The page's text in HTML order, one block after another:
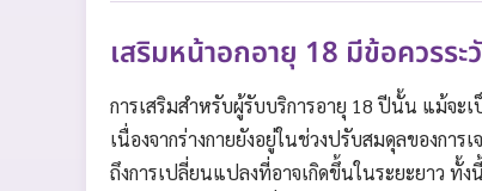
เสริมหน้าอกอายุ 18 มีข้อควรระ
การเสริมสำหรับผู้รับบริการอายุ 18 ปีนั้น แม้จ
เนื่องจากร่างกายยังอยู่ในช่วงปรับสมดุลของกา
ถึงการเปลี่ยนแปลงที่อาจเกิดขึ้นในระยะยาว ทั้